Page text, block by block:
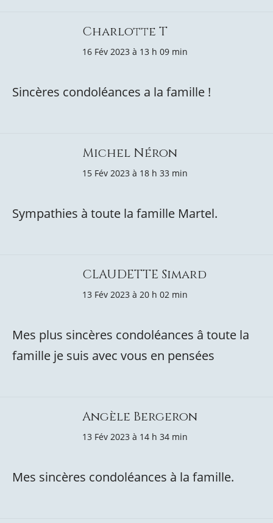
Charlotte T
16 Fév 2023 à 13 h 09 min
Sincères condoléances a la famille !
Michel Néron
15 Fév 2023 à 18 h 33 min
Sympathies à toute la famille Martel.
CLAUDETTE Simard
13 Fév 2023 à 20 h 02 min
Mes plus sincères condoléances â toute la
famille je suis avec vous en pensées
Angèle Bergeron
13 Fév 2023 à 14 h 34 min
Mes sincères condoléances à la famille.